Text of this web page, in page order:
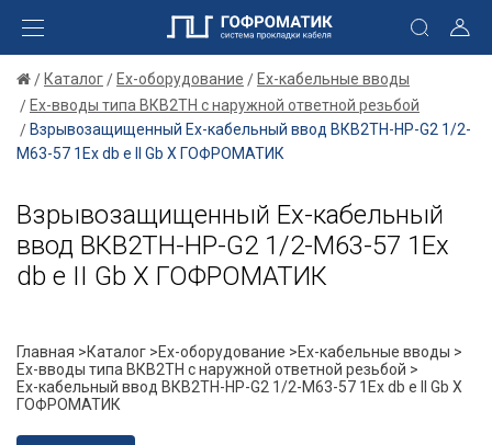
Каталог Ex-оборудование
Ex-кабельные вводы
Ex-вводы типа ВКВ2ТН с наружной ответной резьбой
Взрывозащищенный Ех-кабельный ввод ВКВ2ТН-НР-G2 1/2-
М63-57 1Ex db e II Gb X ГОФРОМАТИК
Взрывозащищенный Ех-кабельный
ввод ВКВ2ТН-НР-G2 1/2-М63-57 1Ex
db e II Gb X ГОФРОМАТИК
Главная >Каталог >Ex-оборудование >Ex-кабельные вводы >
Ex-вводы типа ВКВ2ТН с наружной ответной резьбой >
Ех-кабельный ввод ВКВ2ТН-НР-G2 1/2-М63-57 1Ex db e II Gb X
ГОФРОМАТИК